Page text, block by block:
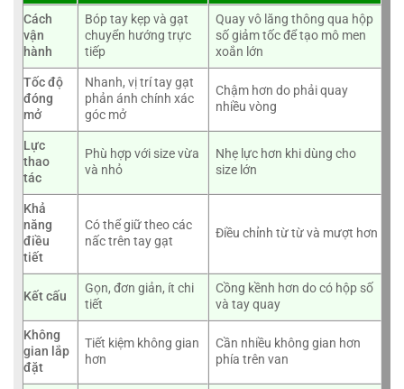
Cách
vận
hành
Bóp tay kẹp và gạt
chuyển hướng trực
tiếp
Quay vô lăng thông qua hộp
số giảm tốc để tạo mô men
xoắn lớn
Tốc độ
đóng
mở
Nhanh, vị trí tay gạt
phản ánh chính xác
góc mở
Chậm hơn do phải quay
nhiều vòng
Lực
thao
tác
Phù hợp với size vừa
và nhỏ
Nhẹ lực hơn khi dùng cho
size lớn
Khả
năng
điều
tiết
Có thể giữ theo các
nấc trên tay gạt
Điều chỉnh từ từ và mượt hơn
Kết cấu
Gọn, đơn giản, ít chi
tiết
Cồng kềnh hơn do có hộp số
và tay quay
Không
gian lắp
đặt
Tiết kiệm không gian
hơn
Cần nhiều không gian hơn
phía trên van